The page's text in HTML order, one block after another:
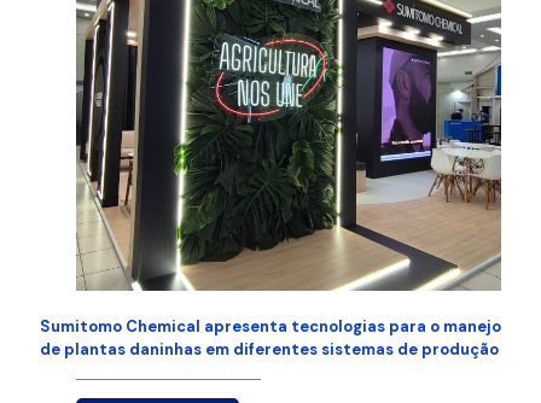
Sumitomo Chemical apresenta tecnologias para o manejo
de plantas daninhas em diferentes sistemas de produção